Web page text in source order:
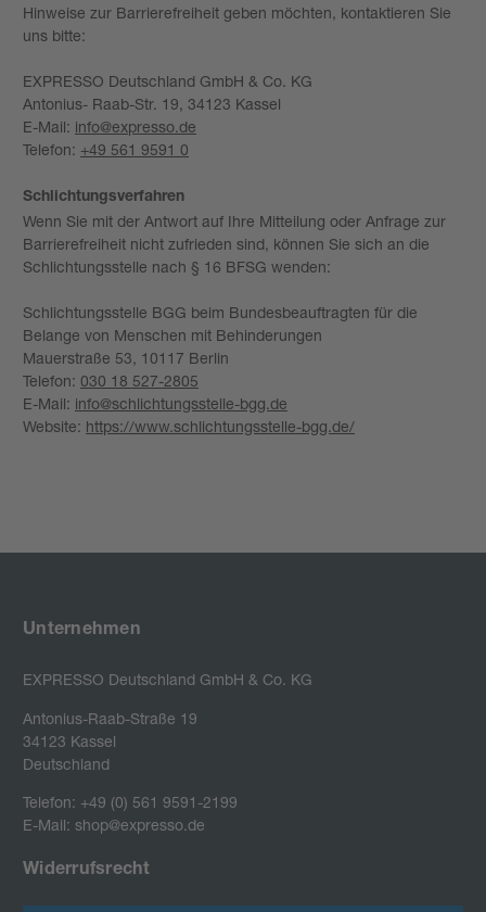
Hinweise zur Barrierefreiheit geben möchten, kontaktieren Sie
uns bitte:
EXPRESSO Deutschland GmbH & Co. KG
Antonius- Raab-Str. 19, 34123 Kassel
E-Mail: info@expresso.de
Telefon: +49 561 9591 0
Schlichtungsverfahren
Wenn Sie mit der Antwort auf Ihre Mitteilung oder Anfrage zur
Barrierefreiheit nicht zufrieden sind, können Sie sich an die
Schlichtungsstelle nach § 16 BFSG wenden:
Schlichtungsstelle BGG beim Bundesbeauftragten für die
Belange von Menschen mit Behinderungen
Mauerstraße 53, 10117 Berlin
Telefon: 030 18 527-2805
E-Mail: info@schlichtungsstelle-bgg.de
Website: https://www.schlichtungsstelle-bgg.de/
Unternehmen
EXPRESSO Deutschland GmbH & Co. KG
Antonius-Raab-Straße 19
34123 Kassel
Deutschland
Telefon: +49 (0) 561 9591-2199
E-Mail: shop@expresso.de
Widerrufsrecht